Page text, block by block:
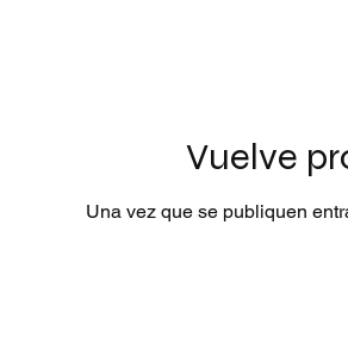
Vuelve
Una vez que se publiquen